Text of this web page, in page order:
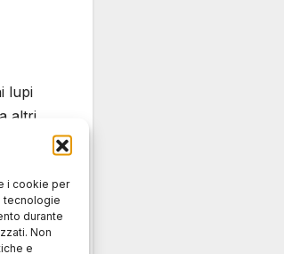
i cookie per
tecnologie
durante
Non
e
lupi
altri
a